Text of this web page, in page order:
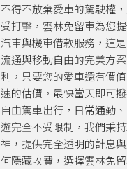
不得不放棄愛車的駕駛權
受打擊，雲林免留車為您
汽車與機車借款服務，這
流通與移動自由的完美方
利，只要您的愛車還有價
速的估價，最快當天即可
自由駕車出行，日常通勤
遊完全不受限制，我們秉
神，提供完全透明的計息
何隱藏收費，選擇雲林免